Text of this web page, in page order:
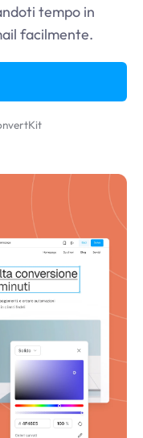
tempo in
facilmente.